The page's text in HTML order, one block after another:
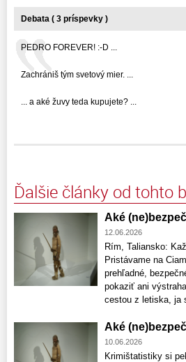
Debata ( 3 príspevky )
PEDRO FOREVER! :-D ...
Zachrániš tým svetový mier. ...
... a aké žuvy teda kupujete? ...
Ďalšie články od tohto
Aké
12.06.2026
Rím, Taliansko:
Pristávame na
prehľadné,
pokaziť ani
cestou z letiska, ja
Aké
10.06.2026
Krimištatistiky si